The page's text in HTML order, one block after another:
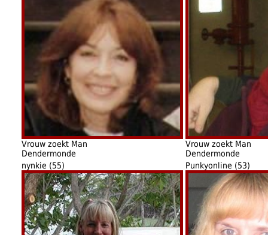
Vrouw zoekt Man
Dendermonde
Vrouw zoekt Man
Dendermonde
nynkie (55)
Punkyonline (53)